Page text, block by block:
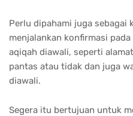
Perlu dipahami juga sebagai
menjalankan konfirmasi
aqiqah diawali, seperti
pantas atau tidak dan juga
diawali.
Segera itu bertujuan untuk